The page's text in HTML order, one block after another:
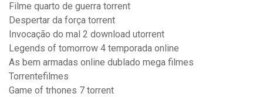
Filme quarto de guerra torrent
Despertar da força torrent
Invocação do mal 2 download utorrent
Legends of tomorrow 4 temporada online
As bem armadas online dublado mega filmes
Torrentefilmes
Game of trhones 7 torrent